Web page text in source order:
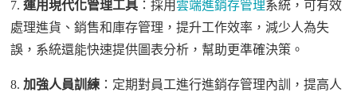
7.運用現代化管理工具 ：採用雲端進銷存管理系統，可有效
處理進貨、銷售和庫存管理，提升工作效率，減少人為失
誤，系統還能快速提供圖表分析，幫助更準確決策。
8.加強人員訓練 ：定期對員工進行進銷存管理內訓，提高人